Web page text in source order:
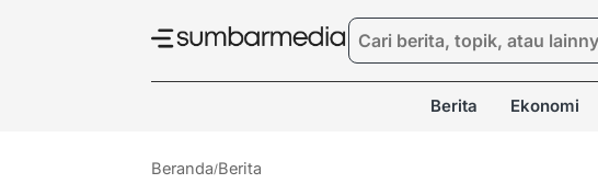
Berita Ekonomi
Beranda/Berita